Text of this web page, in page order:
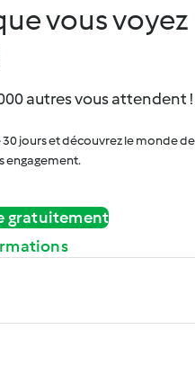
vous voyez
autres vous attendent !
jours et découvrez le monde de
engagement.
gratuitement